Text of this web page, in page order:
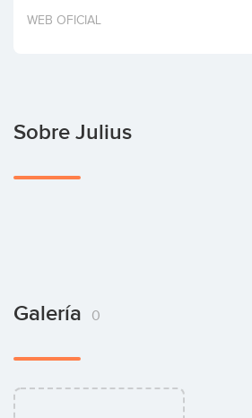
Invertir
WEB OFICIAL
Sobre Julius
Galería 0